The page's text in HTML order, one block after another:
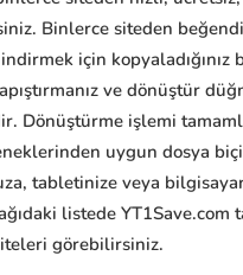
Binlerce siteden
için kopyaladığınız
ve dönüştür
Dönüştürme işlemi
uygun dosya
tabletinize veya
listede YT1Save.com
görebilirsiniz.